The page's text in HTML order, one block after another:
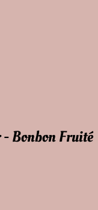
Bonbon Fruité